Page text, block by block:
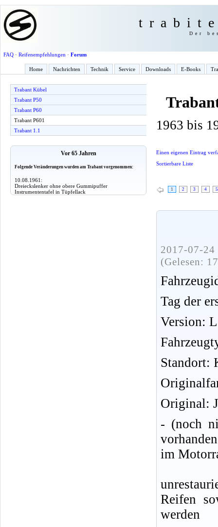
Der
FAQ· Reifenempfehlungen · Forum
Home Nachrichten Technik Service Downloads E-Books
Trabant Kübel
Trabant P50
Trabant P60
Trabant P601
Trabant 1.1
Vor 65 Jahren
Folgende Veränderungen wurden am Trabant vorgenommen:
10.08.1961:
Dreieckslenker ohne obere Gummipuffer
Instrumententafel in Tüpfellack
1963 bis
Einen eigenen Eintrag
Sortierbare Liste
1 2 3 4 5
2017-07-
(Gelesen:
Tag der
Version:
Standort:
Original:
- (noch
im
Reifen
werden